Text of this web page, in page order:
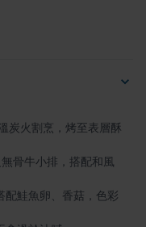
炭火割烹，烤至表層酥
骨牛小排，搭配和風
配鮭魚卵、香菇，色彩